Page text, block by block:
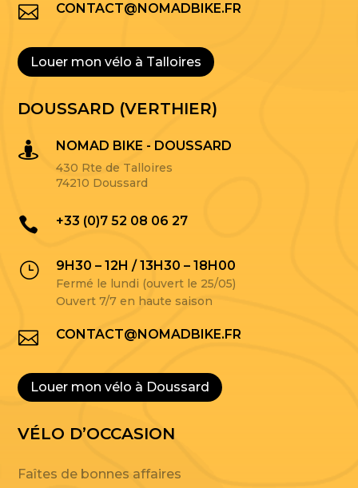
 CONTACT@NOMADBIKE.FR
Louer mon vélo à Talloires
DOUSSARD (VERTHIER)
 NOMAD BIKE - DOUSSARD
430 Rte de Talloires
74210 Doussard
 +33 (0)7 52 08 06 27
} 9H30 – 12H / 13H30 – 18H00
Fermé le lundi (ouvert le 25/05)
Ouvert 7/7 en haute saison
 CONTACT@NOMADBIKE.FR
Louer mon vélo à Doussard
VÉLO D’OCCASION
Faîtes de bonnes affaires